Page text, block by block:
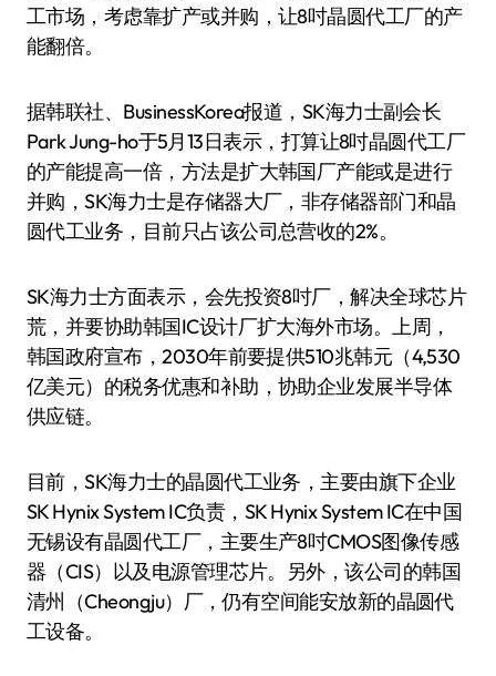
工市场，考虑靠扩产或并购，让8吋晶圆代工厂的产
能翻倍。
据韩联社、BusinessKorea报道，SK海力士副会长
Park Jung-ho于5月13日表示，打算让8吋晶圆代工厂
的产能提高一倍，方法是扩大韩国厂产能或是进行
并购，SK海力士是存储器大厂，非存储器部门和晶
圆代工业务，目前只占该公司总营收的2%。
SK海力士方面表示，会先投资8吋厂，解决全球芯片
荒，并要协助韩国IC设计厂扩大海外市场。上周，
韩国政府宣布，2030年前要提供510兆韩元（4,530
亿美元）的税务优惠和补助，协助企业发展半导体
供应链。
目前，SK海力士的晶圆代工业务，主要由旗下企业
SK Hynix System IC负责，SK Hynix System IC在中国
无锡设有晶圆代工厂，主要生产8吋CMOS图像传感
器（CIS）以及电源管理芯片。另外，该公司的韩国
清州（Cheongju）厂，仍有空间能安放新的晶圆代
工设备。